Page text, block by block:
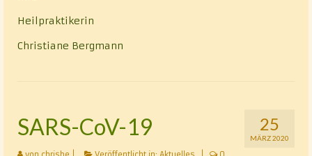
Heilpraktikerin
Christiane Bergmann
25
MÄRZ 2020
SARS-CoV-19